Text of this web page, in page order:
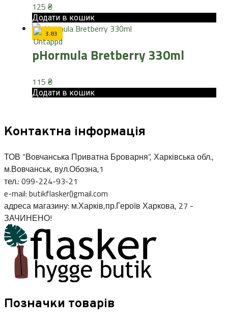
125 ₴
Додати в кошик
3.83
pHormula Bretberry 330ml
115 ₴
Додати в кошик
Контактна інформація
ТОВ “Вовчанська Приватна Броварня”, Харківська обл.,
м.Вовчанськ, вул.Обозна,1
тел.: 099-224-93-21
e-mail: butikflasker()gmail.com
адреса магазину: м.Харків,пр.Героїв Харкова, 27 -
ЗАЧИНЕНО!
Позначки товарів